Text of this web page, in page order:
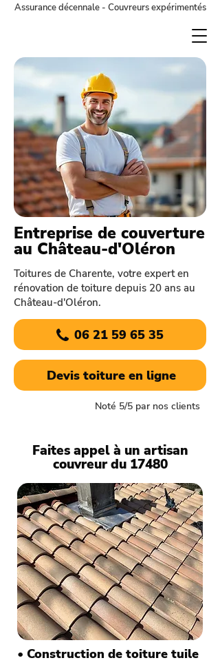
Assurance décennale - Couvreurs expérimentés
Entreprise de couverture
au Château-d'Oléron
Toitures de Charente, votre expert en
rénovation de toiture depuis 20 ans au
Château-d'Oléron.
06 21 59 65 35
Devis toiture en ligne
Noté 5/5 par nos clients
Faites appel à un artisan
couvreur du 17480
• Construction de toiture tuile